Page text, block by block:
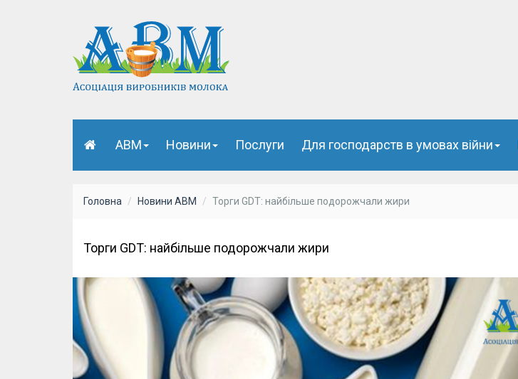
АВМ Новини Послуги Для господарств в умовах війни
Головна Новини АВМ Торги GDT: найбільше подорожчали жири
Торги GDT: найбільше подорожчали жири